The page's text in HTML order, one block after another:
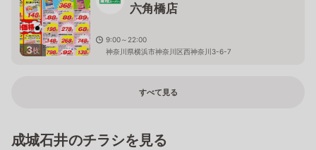
3枚
六角橋店
9:00～22:00
神奈川県横浜市神奈川区西神奈川3-6-7
すべて見る
成城石井のチラシを見る